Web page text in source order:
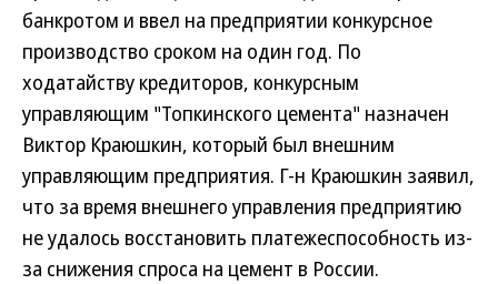
банкротом и ввел на предприятии конкурсное
производство сроком на один год. По
ходатайству кредиторов, конкурсным
управляющим "Топкинского цемента" назначен
Виктор Краюшкин, который был внешним
управляющим предприятия. Г-н Краюшкин заявил,
что за время внешнего управления предприятию
не удалось восстановить платежеспособность из-
за снижения спроса на цемент в России.